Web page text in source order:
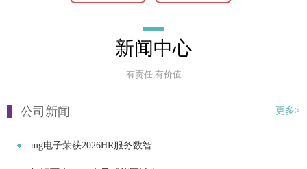
新闻中心
有责任,有价值
公司新闻 更多>